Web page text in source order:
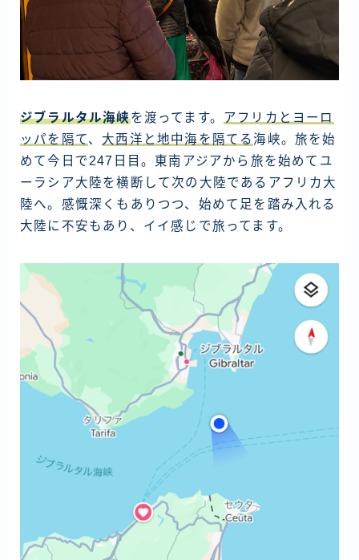
ジブラルタル海峡を渡ってます。
アフリカとヨーロ
ッパを隔て、 大西洋と地中海を隔てる海峡。旅を始
めて今日で247日目。東南アジアから旅を始めてユ
ーラシア大陸を横断して次の大陸であるアフリカ大
陸へ。感慨深くもありつつ、始めて足を踏み入れる
大陸に不安もあり、イイ感じで旅ってます。